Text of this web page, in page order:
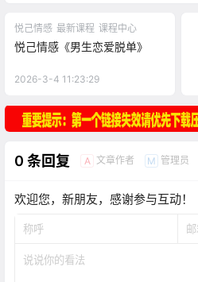
悦己情感 最新课程 课程中心
悦己情感《男生恋爱脱单》
2026-3-4 11:23:29
0 条回复 A 文章作者 M 管理员
欢迎您，新朋友，感谢参与互动！